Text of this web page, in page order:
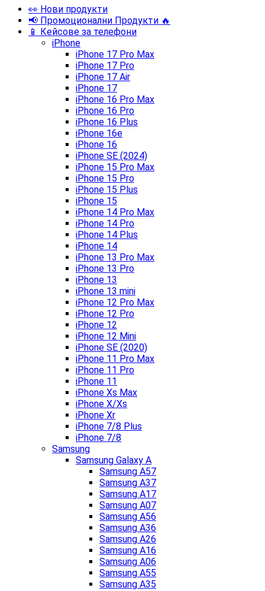
👀 Нови продукти
📢 Промоционални Продукти 🔥
📱 Кейсове за телефони
iPhone
iPhone 17 Pro Max
iPhone 17 Pro
iPhone 17 Air
iPhone 17
iPhone 16 Pro Max
iPhone 16 Pro
iPhone 16 Plus
iPhone 16e
iPhone 16
iPhone SE (2024)
iPhone 15 Pro Max
iPhone 15 Pro
iPhone 15 Plus
iPhone 15
iPhone 14 Pro Max
iPhone 14 Pro
iPhone 14 Plus
iPhone 14
iPhone 13 Pro Max
iPhone 13 Pro
iPhone 13
iPhone 13 mini
iPhone 12 Pro Max
iPhone 12 Pro
iPhone 12
iPhone 12 Mini
iPhone SE (2020)
iPhone 11 Pro Max
iPhone 11 Pro
iPhone 11
iPhone Xs Max
iPhone X/Xs
iPhone Xr
iPhone 7/8 Plus
iPhone 7/8
Samsung
Samsung Galaxy A
Samsung A57
Samsung A37
Samsung A17
Samsung A07
Samsung A56
Samsung A36
Samsung A26
Samsung A16
Samsung A06
Samsung A55
Samsung A35